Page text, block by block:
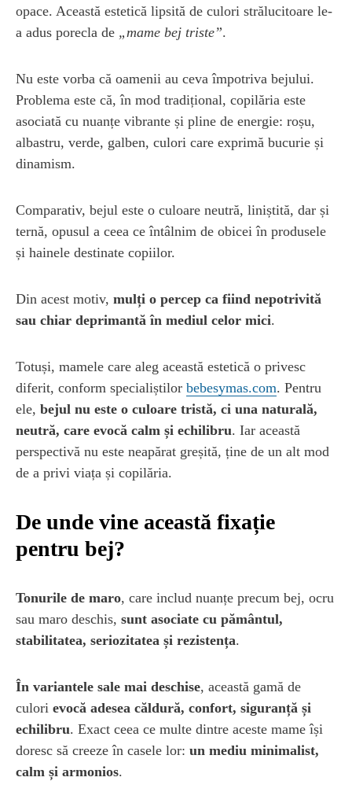
opace. Această estetică lipsită de culori strălucitoare le-
a adus porecla de „mame bej triste”.
Nu este vorba că oamenii au ceva împotriva bejului.
Problema este că, în mod tradițional, copilăria este
asociată cu nuanțe vibrante și pline de energie: roșu,
albastru, verde, galben, culori care exprimă bucurie și
dinamism.
Comparativ, bejul este o culoare neutră, liniștită, dar și
ternă, opusul a ceea ce întâlnim de obicei în produsele
și hainele destinate copiilor.
Din acest motiv, mulți o percep ca fiind nepotrivită
sau chiar deprimantă în mediul celor mici.
Totuși, mamele care aleg această estetică o privesc
diferit, conform specialiștilor bebesymas.com. Pentru
ele, bejul nu este o culoare tristă, ci una naturală,
neutră, care evocă calm și echilibru. Iar această
perspectivă nu este neapărat greșită, ține de un alt mod
de a privi viața și copilăria.
De unde vine această fixație
pentru bej?
Tonurile de maro, care includ nuanțe precum bej, ocru
sau maro deschis, sunt asociate cu pământul,
stabilitatea, seriozitatea și rezistența.
În variantele sale mai deschise, această gamă de
culori evocă adesea căldură, confort, siguranță și
echilibru. Exact ceea ce multe dintre aceste mame își
doresc să creeze în casele lor: un mediu minimalist,
calm și armonios.